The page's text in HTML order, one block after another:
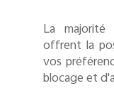
La majorité
offrent la
vos
blocage et